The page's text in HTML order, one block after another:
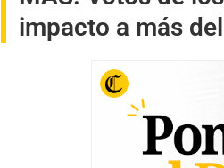
impacto a más